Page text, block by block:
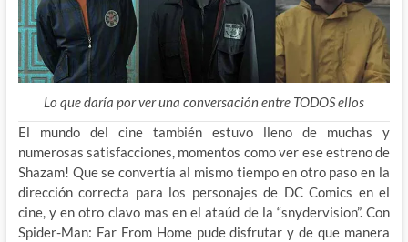
Lo que daría por ver una conversación entre TODOS ellos
El mundo del cine también estuvo lleno de muchas y
numerosas satisfacciones, momentos como ver ese estreno de
Shazam! Que se convertía al mismo tiempo en otro paso en la
dirección correcta para los personajes de DC Comics en el
cine, y en otro clavo mas en el ataúd de la “snydervision”. Con
Spider-Man: Far From Home pude disfrutar y de que manera